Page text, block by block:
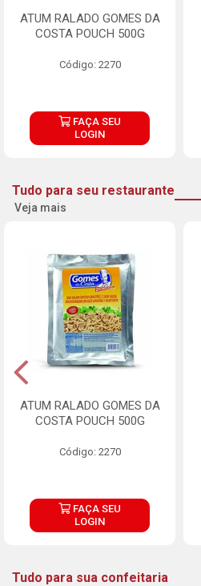
ATUM RALADO GOMES DA
COSTA POUCH 500G
Código: 2270
FAÇA SEU
LOGIN
Tudo para seu restaurante
Veja mais
ATUM RALADO GOMES DA
COSTA POUCH 500G
Código: 2270
FAÇA SEU
LOGIN
Tudo para sua confeitaria